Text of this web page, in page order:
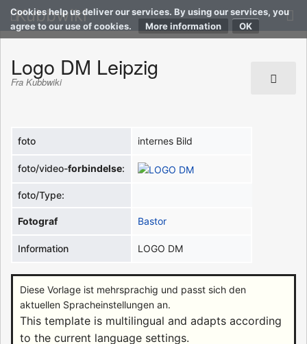
Cookies help us deliver our services. By using our services, you
agree to our use of cookies.
More information
Kubbwiki
Logo DM Leipzig
Fra Kubbwiki
foto internes Bild
foto/video-forbindelse:
foto/Type:
Fotograf Bastor
Information LOGO DM
Diese Vorlage ist mehrsprachig und passt sich den
aktuellen Spracheinstellungen an.
This template is multilingual and adapts according
to the current language settings.